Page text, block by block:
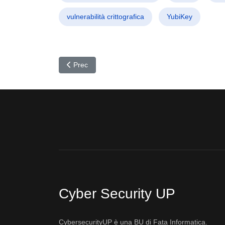
vulnerabilità crittografica YubiKey
Articolo precedente: Ajina.Banker: Il Malware
Prec
Cyber Security UP
CybersecurityUP è una BU di Fata Informatica.